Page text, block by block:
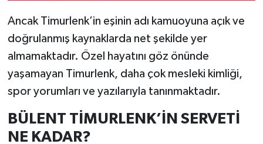
Ancak Timurlenk’in eşinin adı kamuoyuna açık ve
doğrulanmış kaynaklarda net şekilde yer
almamaktadır. Özel hayatını göz önünde
yaşamayan Timurlenk, daha çok mesleki kimliği,
spor yorumları ve yazılarıyla tanınmaktadır.
BÜLENT TİMURLENK’İN SERVETİ
NE KADAR?